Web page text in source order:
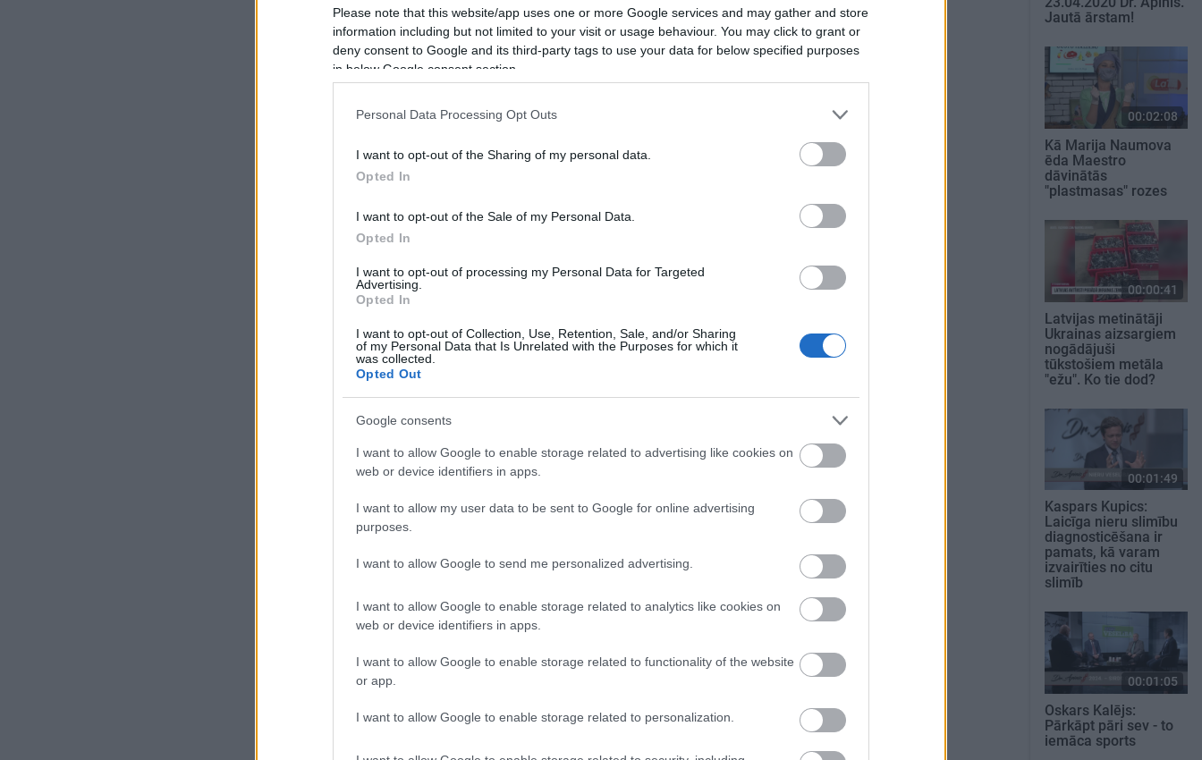
Please note that this website/app uses one or more Google services and may gather and store
information including but not limited to your visit or usage behaviour. You may click to grant or
deny consent to Google and its third-party tags to use your data for below specified purposes
in below Google consent section.
Personal Data Processing Opt Outs
I want to opt-out of the Sharing of my personal data.
Opted In
I want to opt-out of the Sale of my Personal Data.
Opted In
I want to opt-out of processing my Personal Data for Targeted
Advertising.
Opted In
I want to opt-out of Collection, Use, Retention, Sale, and/or Sharing
of my Personal Data that Is Unrelated with the Purposes for which it
was collected.
Opted Out
Google consents
I want to allow Google to enable storage related to advertising like cookies on
web or device identifiers in apps.
I want to allow my user data to be sent to Google for online advertising
purposes.
I want to allow Google to send me personalized advertising.
I want to allow Google to enable storage related to analytics like cookies on
web or device identifiers in apps.
I want to allow Google to enable storage related to functionality of the website
or app.
I want to allow Google to enable storage related to personalization.
Jautā ārstam!
00:02:08
Kā Marija Naumova
ēda Maestro
dāvinātās
"plastmasas" rozes
00:00:41
Latvijas metinātāji
Ukrainas aizsargiem
nogādājuši
tūkstošiem metāla
"ežu". Ko tie dod?
00:01:49
Kaspars Kupics:
Laicīga nieru slimību
diagnosticēšana ir
pamats, kā varam
izvairīties no citu
slimīb
00:01:05
Oskars Kalējs:
Pārkāpt pāri sev - to
iemāca sports